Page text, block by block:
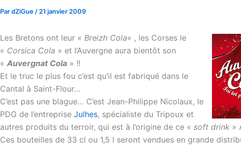
PardZiGue / 21 janvier 2009
Les Bretons ont leur « Breizh Cola« , les Corses le
« Corsica Cola » et l’Auvergne aura bientôt son
« Auvergnat Cola » !!
Et le truc le plus fou c’est qu’il est fabriqué dans le
Cantal à Saint-Flour…
C’est pas une blague… C’est Jean-Philippe Nicolaux, le
PDG de l’entreprise Julhes, spécialiste du Tripoux et
autres produits du terroir, qui est à l’origine de ce « soft drink »
Ces bouteilles de 33 cl ou 1,5 l seront vendues en grande